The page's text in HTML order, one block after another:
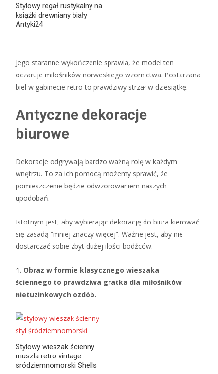
Stylowy regał rustykalny na
książki drewniany biały
Antyki24
Jego staranne wykończenie sprawia, że model ten
oczaruje miłośników norweskiego wzornictwa. Postarzana
biel w gabinecie retro to prawdziwy strzał w dziesiątkę.
Antyczne dekoracje
biurowe
Dekoracje odgrywają bardzo ważną rolę w każdym
wnętrzu. To za ich pomocą możemy sprawić, że
pomieszczenie będzie odwzorowaniem naszych
upodobań.
Istotnym jest, aby wybierając dekorację do biura kierować
się zasadą “mniej znaczy więcej”. Ważne jest, aby nie
dostarczać sobie zbyt dużej ilości bodźców.
1. Obraz w formie klasycznego wieszaka
ściennego to prawdziwa gratka dla miłośników
nietuzinkowych ozdób.
Stylowy wieszak ścienny
muszla retro vintage
śródziemnomorski Shells